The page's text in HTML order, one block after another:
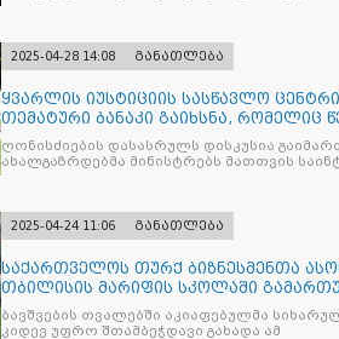
2025-04-28 14:08 განათლება
ყვარლის იუსტიციის სასწავლო
თემატური ბანაკი გაიხსნა, რომელიც
ნაკადად ჩატარდებ
ღონისძიების დასასრულს დისკუსია
ახალგაზრდებმა მინისტრებს მათთვის
2025-04-24 11:06 განათლება
საქართველოს თურქ ბიზნესმენთა
თბილისის მარიფის სკოლაში
ეროვნული სუვერე
ბავშვების თვალებში აკიაფებულმა
კიდევ უფრო შთამბეჭდავი გახადა ამ